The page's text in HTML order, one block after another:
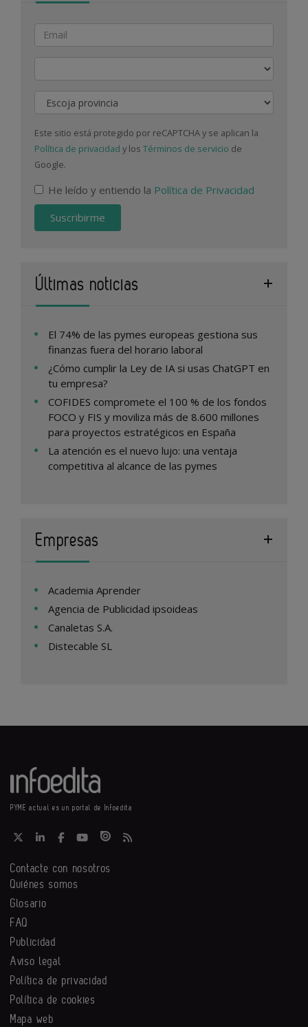
Provincia
Este sitio está protegido por reCAPTCHA y se aplican la
Política de privacidad y los Términos de servicio de
Google.
He leído y entiendo la Política de Privacidad
Suscribirme
Últimas noticias
El 74% de las pymes europeas gestiona sus
finanzas fuera del horario laboral
¿Cómo cumplir la Ley de IA si usas ChatGPT en
tu empresa?
COFIDES compromete el 100 % de los fondos
FOCO y FIS y moviliza más de 8.600 millones
para proyectos estratégicos en España
La atención es el nuevo lujo: una ventaja
competitiva al alcance de las pymes
Empresas
Academia Aprender
Agencia de Publicidad ipsoideas
Canaletas S.A.
Distecable SL
PYME actual es un portal de Infoedita
Contacte con nosotros
Quiénes somos
Glosario
FAQ
Publicidad
Aviso legal
Política de privacidad
Política de cookies
Mapa web